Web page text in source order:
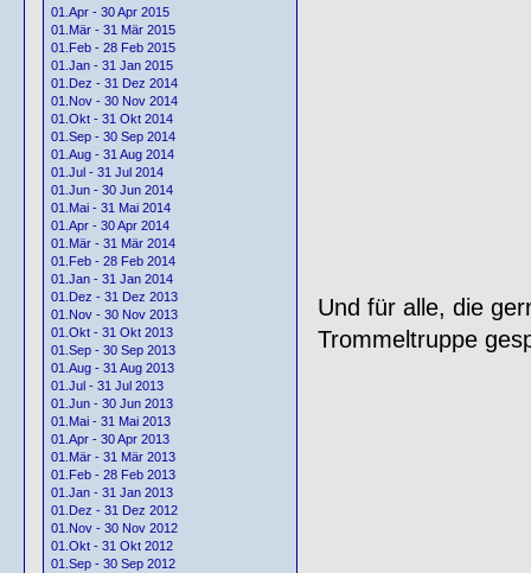
01.Apr - 30 Apr 2015
01.Mär - 31 Mär 2015
01.Feb - 28 Feb 2015
01.Jan - 31 Jan 2015
01.Dez - 31 Dez 2014
01.Nov - 30 Nov 2014
01.Okt - 31 Okt 2014
01.Sep - 30 Sep 2014
01.Aug - 31 Aug 2014
01.Jul - 31 Jul 2014
01.Jun - 30 Jun 2014
01.Mai - 31 Mai 2014
01.Apr - 30 Apr 2014
01.Mär - 31 Mär 2014
01.Feb - 28 Feb 2014
01.Jan - 31 Jan 2014
01.Dez - 31 Dez 2013
01.Nov - 30 Nov 2013
01.Okt - 31 Okt 2013
01.Sep - 30 Sep 2013
01.Aug - 31 Aug 2013
01.Jul - 31 Jul 2013
01.Jun - 30 Jun 2013
01.Mai - 31 Mai 2013
01.Apr - 30 Apr 2013
01.Mär - 31 Mär 2013
01.Feb - 28 Feb 2013
01.Jan - 31 Jan 2013
01.Dez - 31 Dez 2012
01.Nov - 30 Nov 2012
01.Okt - 31 Okt 2012
01.Sep - 30 Sep 2012
Und für alle, die
Trommeltruppe